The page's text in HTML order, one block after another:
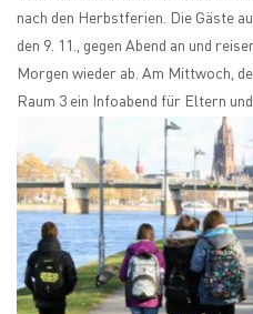
nach den Herbstferien. Die Gäste
den 9. 11., gegen Abend an und
Morgen wieder ab. Am Mittwoch,
Raum 3 ein Infoabend für Eltern